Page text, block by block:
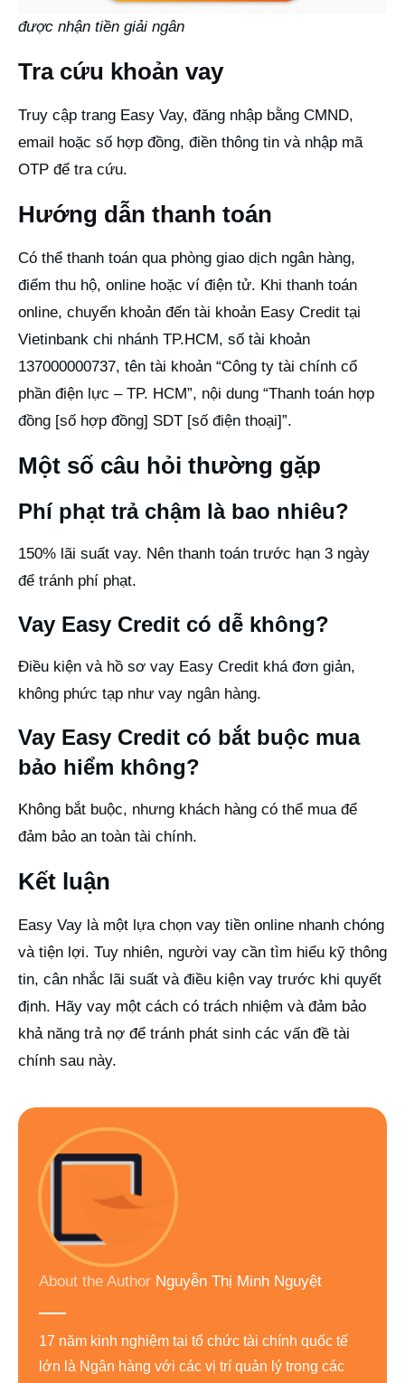
được nhận tiền giải ngân
Tra cứu khoản vay
Truy cập trang Easy Vay, đăng nhập bằng CMND,
email hoặc số hợp đồng, điền thông tin và nhập mã
OTP để tra cứu.
Hướng dẫn thanh toán
Có thể thanh toán qua phòng giao dịch ngân hàng,
điểm thu hộ, online hoặc ví điện tử. Khi thanh toán
online, chuyển khoản đến tài khoản Easy Credit tại
Vietinbank chi nhánh TP.HCM, số tài khoản
137000000737, tên tài khoản “Công ty tài chính cổ
phần điện lực – TP. HCM”, nội dung “Thanh toán hợp
đồng [số hợp đồng] SDT [số điện thoại]”.
Một số câu hỏi thường gặp
Phí phạt trả chậm là bao nhiêu?
150% lãi suất vay. Nên thanh toán trước hạn 3 ngày
để tránh phí phạt.
Vay Easy Credit có dễ không?
Điều kiện và hồ sơ vay Easy Credit khá đơn giản,
không phức tạp như vay ngân hàng.
Vay Easy Credit có bắt buộc mua
bảo hiểm không?
Không bắt buộc, nhưng khách hàng có thể mua để
đảm bảo an toàn tài chính.
Kết luận
Easy Vay là một lựa chọn vay tiền online nhanh chóng
và tiện lợi. Tuy nhiên, người vay cần tìm hiểu kỹ thông
tin, cân nhắc lãi suất và điều kiện vay trước khi quyết
định. Hãy vay một cách có trách nhiệm và đảm bảo
khả năng trả nợ để tránh phát sinh các vấn đề tài
chính sau này.
About the Author Nguyễn Thị Minh Nguyệt
17 năm kinh nghiệm tại tổ chức tài chính quốc tế
lớn là Ngân hàng với các vị trí quản lý trong các